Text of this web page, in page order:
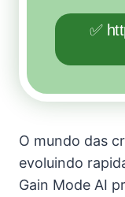
✅
O mundo das
evoluindo
Gain Mode AI